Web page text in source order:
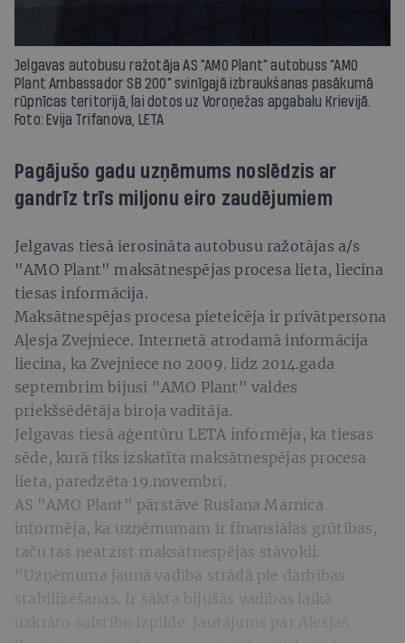
Jelgavas autobusu ražotāja AS "AMO Plant" autobuss "AMO
Plant Ambassador SB 200" svinīgajā izbraukšanas pasākumā
rūpnīcas teritorijā, lai dotos uz Voroņežas apgabalu Krievijā.
Foto: Evija Trifanova, LETA
Pagājušo gadu uzņēmums noslēdzis ar
gandrīz trīs miljonu eiro zaudējumiem
Jelgavas tiesā ierosināta autobusu ražotājas a/s
"AMO Plant" maksātnespējas procesa lieta, liecina
tiesas informācija.
Maksātnespējas procesa pieteicēja ir privātpersona
Aļesja Zvejniece. Internetā atrodamā informācija
liecina, ka Zvejniece no 2009. līdz 2014.gada
septembrim bijusi "AMO Plant" valdes
priekšsēdētāja biroja vadītāja.
Jelgavas tiesā aģentūru LETA informēja, ka tiesas
sēde, kurā tiks izskatīta maksātnespējas procesa
lieta, paredzēta 19.novembrī.
AS "AMO Plant" pārstāve Ruslana Marnica
informēja, ka uzņēmumam ir finansiālas grūtības,
taču tas neatzīst maksātnespējas stāvokli.
"Uzņēmuma jaunā vadība strādā pie darbības
stabilizēšanas. Ir sākta bijušās vadības laikā
uzkrāto saistību izpilde. Jautājums par Aļesjas